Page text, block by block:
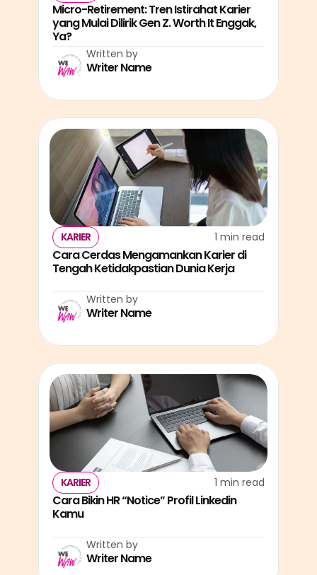
Micro-Retirement: Tren Istirahat Karier
yang Mulai Dilirik Gen Z. Worth It Enggak,
Ya?
Written by
Writer Name
KARIER 1 min read
Cara Cerdas Mengamankan Karier di
Tengah Ketidakpastian Dunia Kerja
Written by
Writer Name
KARIER 1 min read
Cara Bikin HR “Notice” Profil Linkedin
Kamu
Written by
Writer Name